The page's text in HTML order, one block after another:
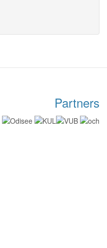
Partners